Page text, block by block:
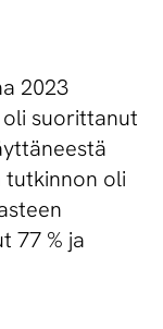
2023
suorittanut
tutkinnon oli
77 % ja